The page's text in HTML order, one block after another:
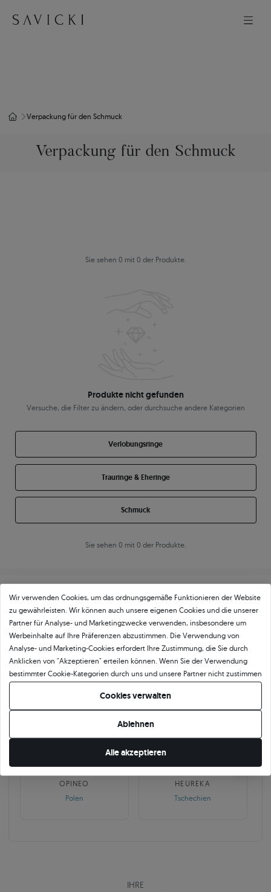
Verpackung für den Schmuck
Verpackung für den Schmuck
Sie sehen 0 mit 0 der Produkte.
Produkte nicht gefunden
Versuche, die Filter zu ändern, oder durchsuche andere Kategorien
Verlobungsringe
Trauringe & Eheringe
Schmuck
Sie sehen 0 mit 0 der Produkte.
Über11 4845★-Bewertungen in ganz
Europa
GEPRÜFTE BEWERTUNGEN UNSERER KUNDEN
10 468
OPINEO
Polen
252
HEUREKA
Tschechien
IHRE
Wir verwenden Cookies, um das ordnungsgemäße Funktionieren der Website
zu gewährleisten. Wir können auch unsere eigenen Cookies und die unserer
Partner für Analyse- und Marketingzwecke verwenden, insbesondere um
Werbeinhalte auf Ihre Präferenzen abzustimmen. Die Verwendung von
Analyse- und Marketing-Cookies erfordert Ihre Zustimmung, die Sie durch
Anklicken von "Akzeptieren" erteilen können. Wenn Sie der Verwendung
bestimmter Cookie-Kategorien durch uns und unsere Partner nicht zustimmen
möchten, klicken Sie auf "Lassen Sie mich wählen" und bestimmen Sie Ihre
Präferenzen. Sie können Ihre Zustimmung jederzeit widerrufen, indem Sie
Ihre Cookie-Einstellungen ändern.
Cookies verwalten
Ablehnen
Alle akzeptieren